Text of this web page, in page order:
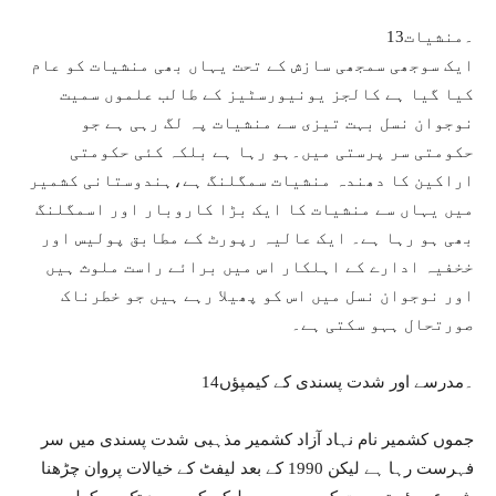
13۔منشیات
ایک سوجھی سمجھی سازش کے تحت یہاں بھی منشیات کو عام
کیا گیا ہے کالجز یونیورسٹیز کے طالب علموں سمیت
نوجوان نسل بہت تیزی سے منشیات پہ لگ رہی ہے جو
حکومتی سر پرستی میں۔ہو رہا ہے بلکہ کئی حکومتی
اراکین کا دھندہ منشیات سمگلنگ ہے،ہندوستانی کشمیر
میں یہاں سے منشیات کا ایک بڑا کاروبار اور اسمگلنگ
بھی ہو رہا ہے۔ ایک عالیہ رپورٹ کے مطابق پولیس اور
خخفیہ ادارے کے اہلکار اس میں برائے راست ملوث ہیں
اور نوجوان نسل میں اس کو پھیلا رہے ہیں جو خطرناک
صورتحال ہہو سکتی ہے۔
14۔مدرسے اور شدت پسندی کے کیمپؤں
جموں کشمیر نام نہاد آزاد کشمیر مذہبی شدت پسندی میں سر
فہرست رہا ہے لیکن 1990 کے بعد لیفٹ کے خیالات پروان چڑھنا